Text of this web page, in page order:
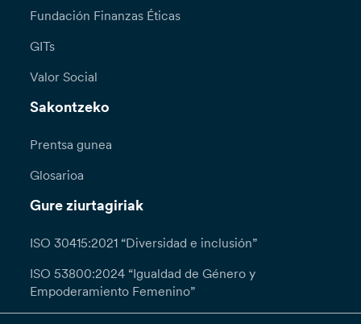
Fundación Finanzas Éticas
GITs
Valor Social
Sakontzeko
Prentsa gunea
Glosarioa
Gure ziurtagiriak
ISO 30415:2021 “Diversidad e inclusión”
ISO 53800:2024 “Igualdad de Género y
Empoderamiento Femenino”